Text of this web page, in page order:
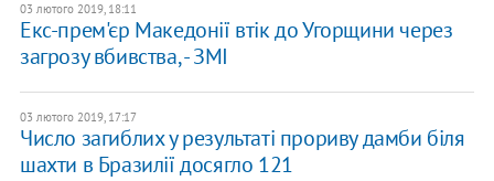
03 лютого 2019, 18:11
Екс-прем'єр Македонії втік до Угорщини через
загрозу вбивства, - ЗМІ
03 лютого 2019, 17:17
Число загиблих у результаті прориву дамби біля
шахти в Бразилії досягло 121